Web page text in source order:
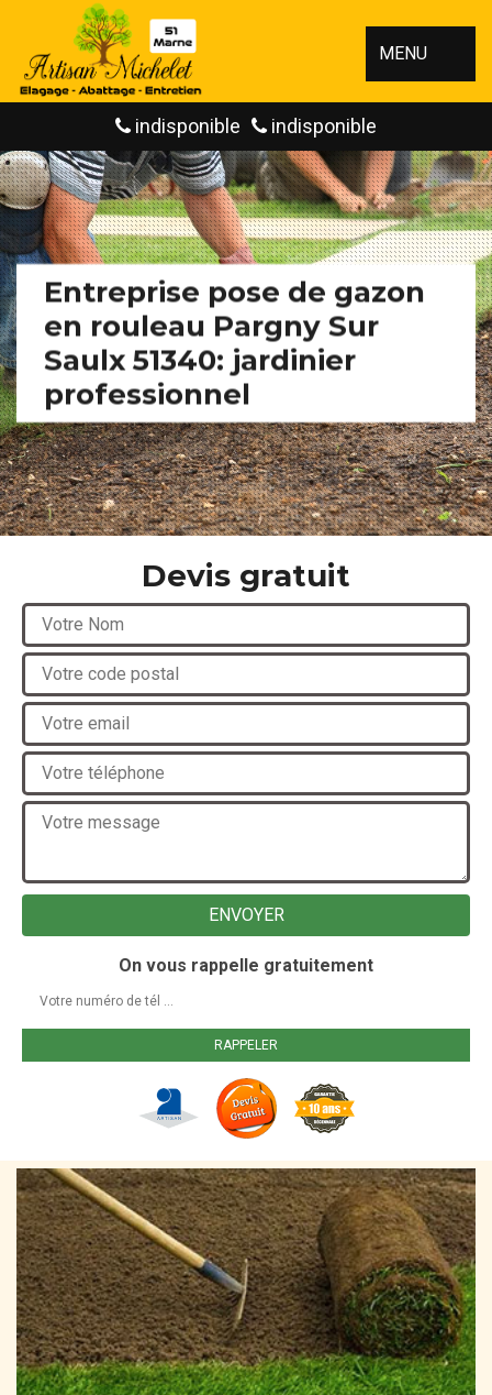
MENU
indisponible indisponible
Entreprise pose de gazon
en rouleau Pargny Sur
Saulx 51340: jardinier
professionnel
Devis gratuit
On vous rappelle gratuitement